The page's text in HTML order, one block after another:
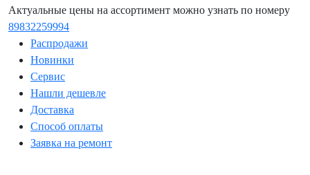
Актуальные цены на ассортимент можно узнать по номеру
89832259994
Распродажи
Новинки
Сервис
Нашли дешевле
Доставка
Способ оплаты
Заявка на ремонт